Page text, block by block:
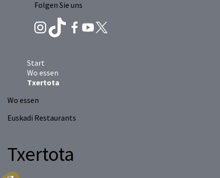
Folgen Sie uns
Start
Wo essen
Txertota
Wo essen
Euskadi Restaurants
Txertota